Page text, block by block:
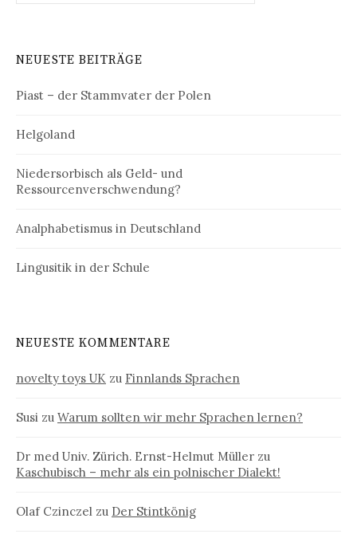
NEUESTE BEITRÄGE
Piast – der Stammvater der Polen
Helgoland
Niedersorbisch als Geld- und
Ressourcenverschwendung?
Analphabetismus in Deutschland
Lingusitik in der Schule
NEUESTE KOMMENTARE
novelty toys UK zu Finnlands Sprachen
Susi zu Warum sollten wir mehr Sprachen lernen?
Dr med Univ. Zürich. Ernst-Helmut Müller zu
Kaschubisch – mehr als ein polnischer Dialekt!
Olaf Czinczel zu Der Stintkönig